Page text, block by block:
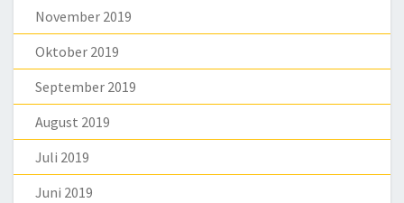
November 2019
Oktober 2019
September 2019
August 2019
Juli 2019
Juni 2019